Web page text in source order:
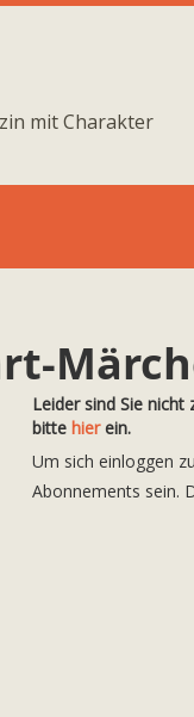
mit Charakter
Leider sind Sie
bittehierein.
Um sich einloggen
Abonnements sein.